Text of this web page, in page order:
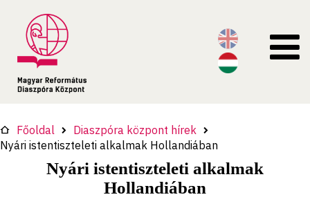
Főoldal
Diaszpóra központ hírek
Nyári istentiszteleti alkalmak Hollandiában
Nyári istentiszteleti alkalmak
Hollandiában